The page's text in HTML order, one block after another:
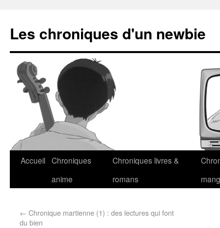
Les chroniques d'un newbie
Accueil Chroniques
anime
Chroniques livres &
romans
← Chronique martienne (1) : des lectures qui font
du bien